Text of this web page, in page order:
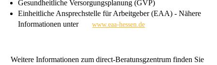
Gesundheitliche Versorgungsplanung (GVP)
Einheitliche Ansprechstelle für Arbeitgeber (EAA) - Nähere
Informationen unter
www.eaa-hessen.de
Weitere Informationen zum direct-Beratunsgzentrum finden Sie